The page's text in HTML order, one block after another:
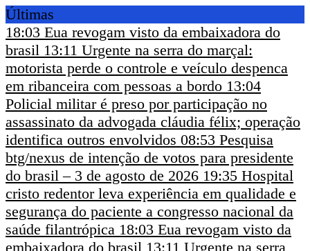
Últimas
18:03 Eua revogam visto da embaixadora do
brasil 13:11 Urgente na serra do marçal:
motorista perde o controle e veículo despenca
em ribanceira com pessoas a bordo 13:04
Policial militar é preso por participação no
assassinato da advogada cláudia félix; operação
identifica outros envolvidos 08:53 Pesquisa
btg/nexus de intenção de votos para presidente
do brasil – 3 de agosto de 2026 19:35 Hospital
cristo redentor leva experiência em qualidade e
segurança do paciente a congresso nacional da
saúde filantrópica 18:03 Eua revogam visto da
embaixadora do brasil 13:11 Urgente na serra